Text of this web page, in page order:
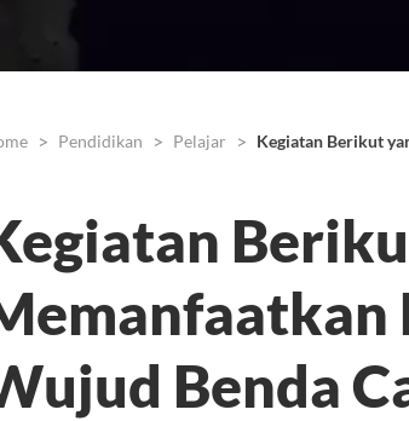
Pendidikan Pelajar Kegiatan Berikut
Benda